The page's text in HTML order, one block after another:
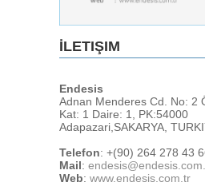
İLETIŞIM
Endesis
Adnan Menderes Cd. No: 2
Kat: 1 Daire: 1, PK:54000
Adapazari,SAKARYA,
Telefon: +(90) 264 278 43
Mail:
Web: www.endesis.com.tr